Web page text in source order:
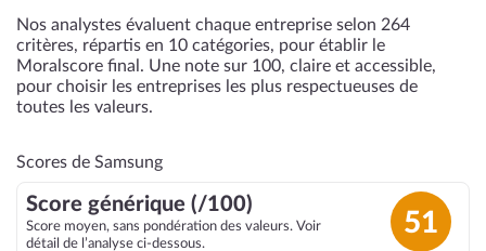
Nos analystes évaluent chaque entreprise selon 264
critères, répartis en 10 catégories, pour établir le
Moralscore final. Une note sur 100, claire et accessible,
pour choisir les entreprises les plus respectueuses de
toutes les valeurs.
Scores de Samsung
Score générique (/100)
Score moyen, sans pondération des valeurs. Voir
détail de l’analyse ci-dessous.
51